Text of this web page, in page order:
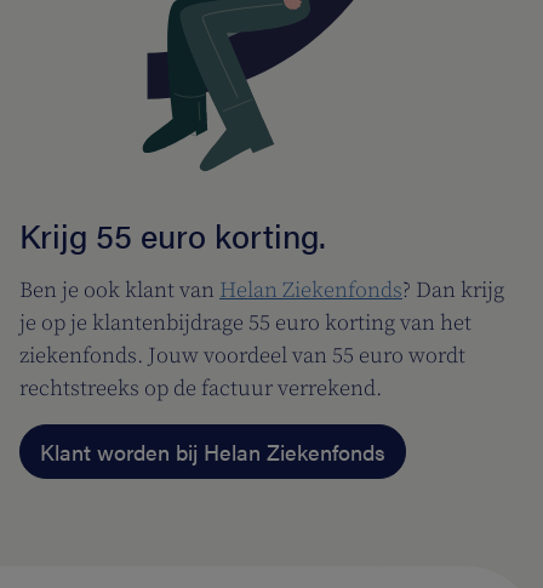
Krijg 55 euro korting.
Ben je ook klant van Helan Ziekenfonds? Dan krijg
je op je klantenbijdrage 55 euro korting van het
ziekenfonds. Jouw voordeel van 55 euro wordt
rechtstreeks op de factuur verrekend.
Klant worden bij Helan Ziekenfonds